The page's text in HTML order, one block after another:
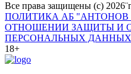
Все права защищены (с)
ПОЛИТИКА АБ "АНТОНОВ
ОТНОШЕНИИ ЗАЩИТЫ И
ПЕРСОНАЛЬНЫХ ДАННЫХ
18+